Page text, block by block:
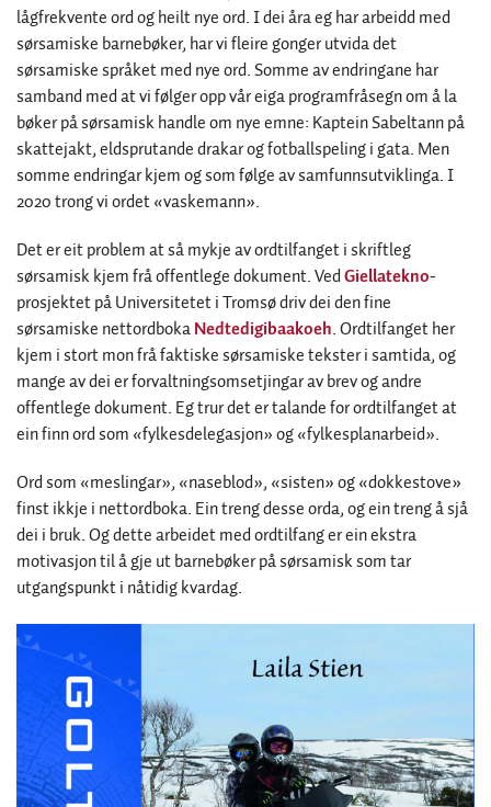
lågfrekvente ord og heilt nye ord. I dei åra eg har arbeidd med
sørsamiske barnebøker, har vi fleire gonger utvida det
sørsamiske språket med nye ord. Somme av endringane har
samband med at vi følger opp vår eiga programfråsegn om å la
bøker på sørsamisk handle om nye emne: Kaptein Sabeltann på
skattejakt, eldsprutande drakar og fotballspeling i gata. Men
somme endringar kjem og som følge av samfunnsutviklinga. I
2020 trong vi ordet «vaskemann».
Det er eit problem at så mykje av ordtilfanget i skriftleg
sørsamisk kjem frå offentlege dokument. VedGiellatekno-
prosjektet på Universitetet i Tromsø driv dei den fine
sørsamiske nettordbokaNedtedigibaakoeh. Ordtilfanget her
kjem i stort mon frå faktiske sørsamiske tekster i samtida, og
mange av dei er forvaltningsomsetjingar av brev og andre
offentlege dokument. Eg trur det er talande for ordtilfanget at
ein finn ord som «fylkesdelegasjon» og «fylkesplanarbeid».
Ord som «meslingar», «naseblod», «sisten» og «dokkestove»
finst ikkje i nettordboka. Ein treng desse orda, og ein treng å sjå
dei i bruk. Og dette arbeidet med ordtilfang er ein ekstra
motivasjon til å gje ut barnebøker på sørsamisk som tar
utgangspunkt i nåtidig kvardag.